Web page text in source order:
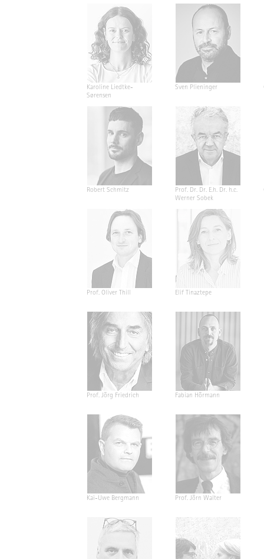
Karoline Liedtke-
Sørensen
Sven Plieninger
Robert Schmitz
Prof. Dr. Dr. E.h. Dr. h.c.
Werner Sobek
Prof. Oliver Thill Elif Tinaztepe
Prof. Jörg Friedrich Fabian Hörmann
Kai-Uwe Bergmann Prof. Jörn Walter